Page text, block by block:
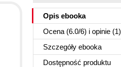
Opis ebooka
Ocena (6.0/6) i opinie (1)
Szczegóły ebooka
Dostępność produktu